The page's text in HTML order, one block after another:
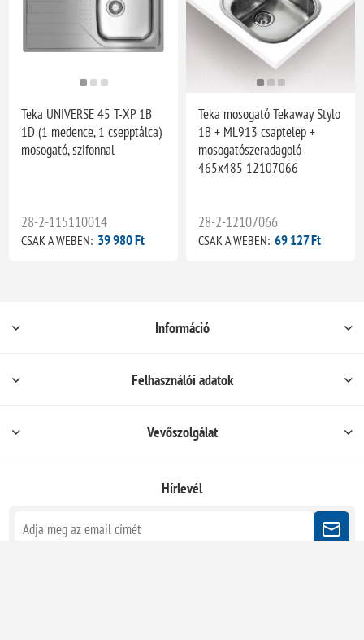
Teka UNIVERSE 45 T-XP 1B
1D (1 medence, 1 csepptálca)
mosogató, szifonnal
28-2-115110014
CSAK A WEBEN: 39 980 Ft
Teka mosogató Tekaway Stylo
1B + ML913 csaptelep +
mosogatószeradagoló
465x485 12107066
28-2-12107066
CSAK A WEBEN: 69 127 Ft
Információ
Felhasználói adatok
Vevőszolgálat
Hírlevél